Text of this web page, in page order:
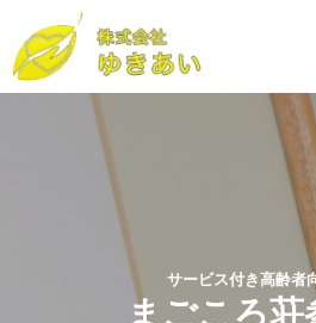
サービス付き高齢者
まごころ荘